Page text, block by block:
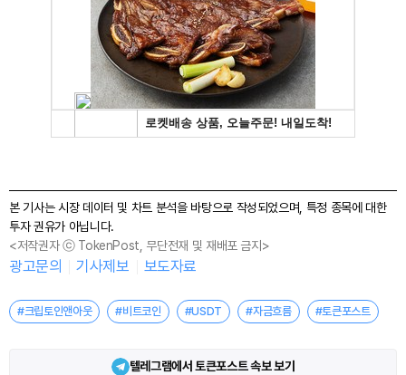
본 기사는 시장 데이터 및 차트 분석을 바탕으로 작성되었으며, 특정 종목에 대한
투자 권유가 아닙니다.
<저작권자 ⓒ TokenPost, 무단전재 및 재배포 금지>
광고문의 기사제보 보도자료
#크립토인앤아웃 #비트코인 #USDT #자금흐름 #토큰포스트
텔레그램에서 토큰포스트 속보 보기